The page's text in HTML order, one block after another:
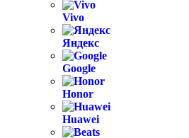
Vivo
Яндекс
Google
Honor
Huawei